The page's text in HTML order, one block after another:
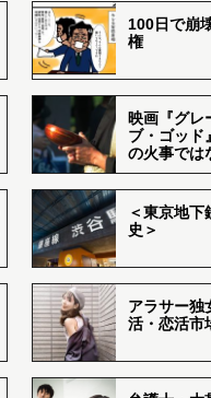
100日で崩
権
映画『グレ
ブ・ゴッド
の火事では
＜東京地下
史＞
アラサー独
活・恋活市